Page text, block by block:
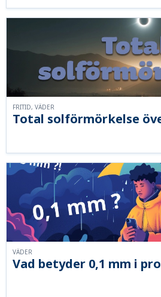
Total solförmörkelse
FRITID, VÄDER
Vad betyder 0,1 mm i
VÄDER